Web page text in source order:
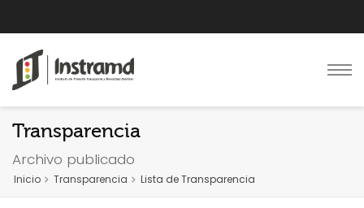
Transparencia
Archivo publicado
Inicio Transparencia Lista de Transparencia